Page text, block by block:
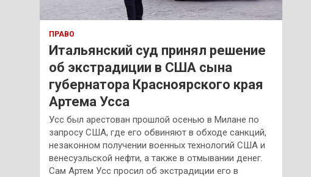
ПРАВО
Итальянский суд принял решение
об экстрадиции в США сына
губернатора Красноярского края
Артема Усса
Усс был арестован прошлой осенью в Милане по
запросу США, где его обвиняют в обходе санкций,
незаконном получении военных технологий США и
венесуэльской нефти, а также в отмывании денег.
Сам Артем Усс просил об экстрадиции его в